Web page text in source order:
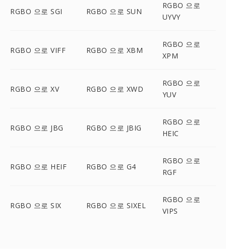
RGBO 으로 SGI RGBO 으로 SUN
RGBO 으로
UYVY
RGBO 으로 VIFF RGBO 으로 XBM
RGBO 으로
XPM
RGBO 으로 XV RGBO 으로 XWD
RGBO 으로
YUV
RGBO 으로 JBG RGBO 으로 JBIG
RGBO 으로
HEIC
RGBO 으로 HEIF RGBO 으로 G4
RGBO 으로
RGF
RGBO 으로 SIX RGBO 으로 SIXEL
RGBO 으로
VIPS